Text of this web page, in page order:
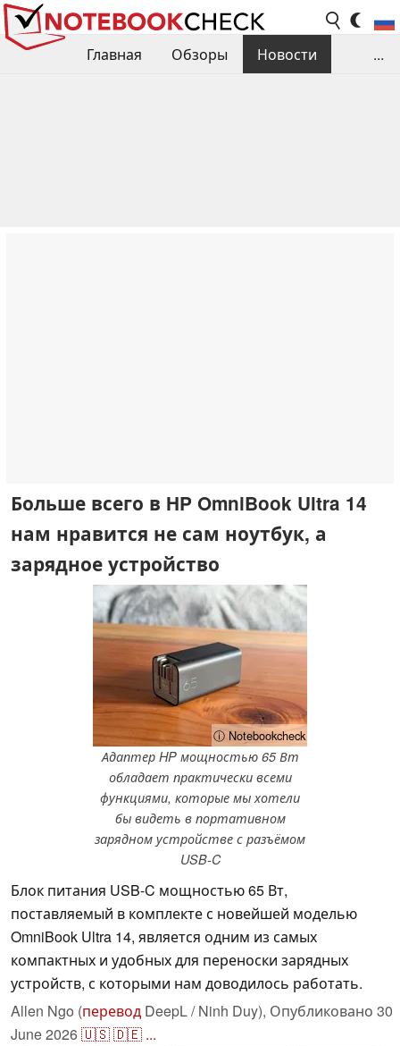
Главная Обзоры
Новости
...
Больше всего в HP OmniBook Ultra 14
нам нравится не сам ноутбук, а
зарядное устройство
ⓘ Notebookcheck
Адаптер HP мощностью 65 Вт
обладает практически всеми
функциями, которые мы хотели
бы видеть в портативном
зарядном устройстве с разъёмом
USB-C
Блок питания USB-C мощностью 65 Вт,
поставляемый в комплекте с новейшей моделью
OmniBook Ultra 14, является одним из самых
компактных и удобных для переноски зарядных
устройств, с которыми нам доводилось работать.
Allen Ngo (перевод DeepL / Ninh Duy), Опубликовано 30
June 2026🇺🇸🇩🇪 ...